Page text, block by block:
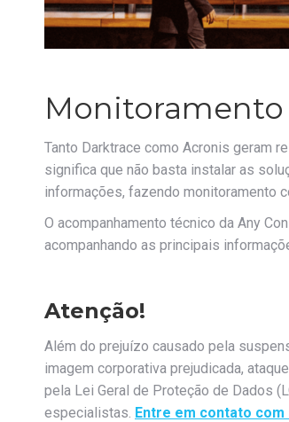
Tanto Darktrace como Acronis geram
significa que não basta instalar as
informações, fazendo monitoramento
O acompanhamento técnico da Any
acompanhando as principais
Atenção!
Além do prejuízo causado pela
imagem corporativa prejudicada,
pela Lei Geral de Proteção de Dados
especialistas. Entre em contato com